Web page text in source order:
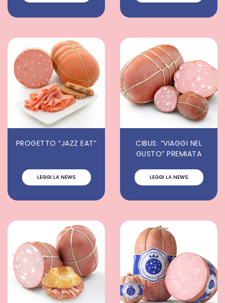
PROGETTO “JAZZ EAT”
LEGGI LA NEWS
CIBUS: “VIAGGI NEL
GUSTO” PREMIATA
LEGGI LA NEWS